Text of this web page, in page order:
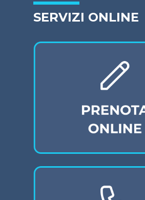
SERVIZI ONLINE